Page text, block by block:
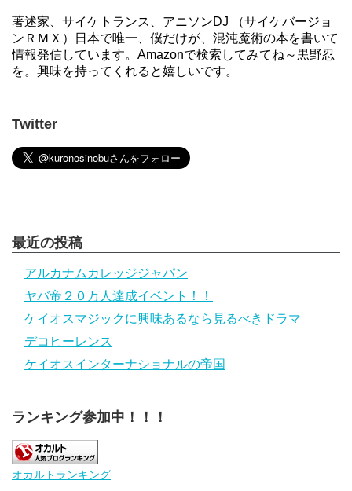
著述家、サイケトランス、アニソンDJ （サイケバージョ
ンＲＭＸ）日本で唯一、僕だけが、混沌魔術の本を書いて
情報発信しています。Amazonで検索してみてね～黒野忍
を。興味を持ってくれると嬉しいです。
Twitter
最近の投稿
アルカナムカレッジジャパン
ヤバ帝２０万人達成イベント！！
ケイオスマジックに興味あるなら見るべきドラマ
デコヒーレンス
ケイオスインターナショナルの帝国
ランキング参加中！！！
オカルトランキング